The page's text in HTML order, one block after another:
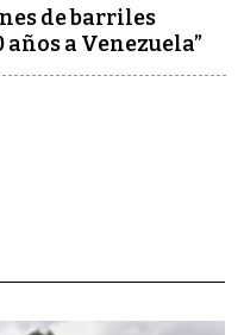
de barriles
a Venezuela”